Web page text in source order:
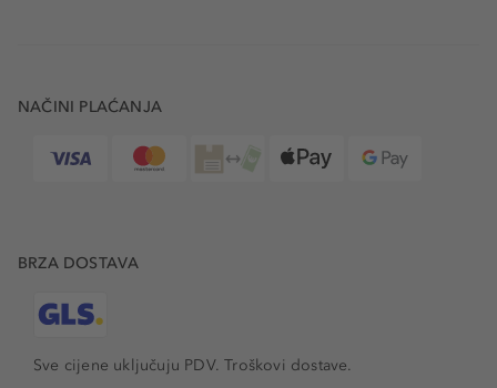
NAČINI PLAĆANJA
BRZA DOSTAVA
Sve cijene uključuju PDV.Troškovi dostave.